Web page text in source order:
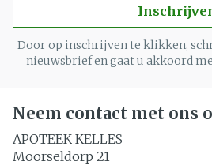
Door op inschrijven te klikken,
nieuwsbrief en gaat u akkoord
Neem contact met ons
APOTEEK KELLES
Moorseldorp 21